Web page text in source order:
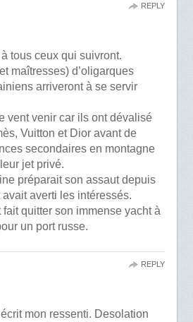
tous ceux qui suivront.
maîtresses) d’oligarques
arriveront à se servir
vent venir car ils ont dévalisé
Vuitton et Dior avant de
secondaires en montagne
jet privé.
préparait son assaut depuis
averti les intéressés.
quitter son immense yacht à
un port russe.
REPLY
mon ressenti. Desolation
REPLY